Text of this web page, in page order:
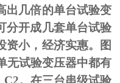
出几倍的单台试验变
分开成几套单台试验
资小，经济实惠。图
无试验变压器中都有
C2。在三台串级试验